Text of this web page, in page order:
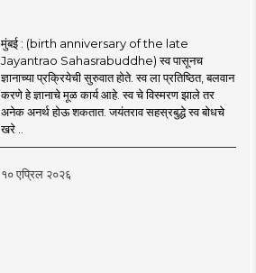
मुंबई : (birth anniversary of the late
Jayantrao Sahasrabuddhe) स्व पासूनच
ज्ञानाच्या प्रक्रियेची सुरुवात होते. स्व ला प्रतिष्ठित, बलवान
करणे हे ज्ञानाचे मूळ कार्य आहे. स्व चे विस्मरण झाले तर
अनेक अनर्थ होऊ शकतात. जयंतराव सहस्रबुद्धे स्व बोधचे
खरे ..
१० एप्रिल २०२६